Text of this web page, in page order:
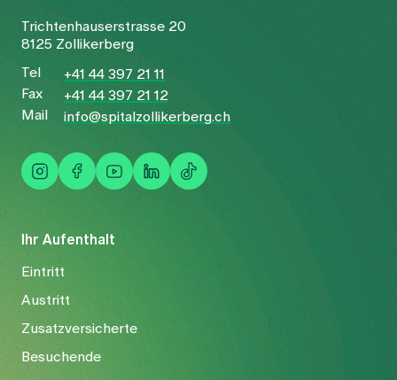
Ihr Aufenthalt
Eintritt
Austritt
Zusatzversicherte
Besuchende
Trichtenhauserstrasse 20
8125 Zollikerberg
Tel
+41 44 397 21 11
Fax
+41 44 397 21 12
Mail
info@spitalzollikerberg.ch